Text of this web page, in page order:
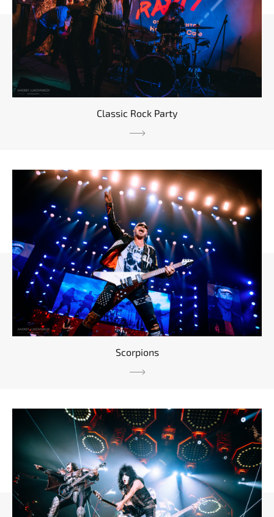
Classic Rock Party
Scorpions